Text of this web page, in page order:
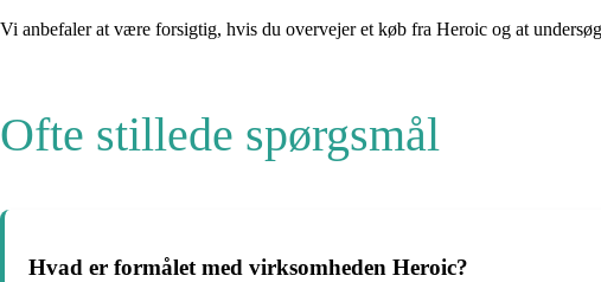
Vi anbefaler at være forsigtig, hvis du overvejer et køb fra Heroic og at
Ofte stillede spørgsmål
Hvad er formålet med virksomheden Heroic?